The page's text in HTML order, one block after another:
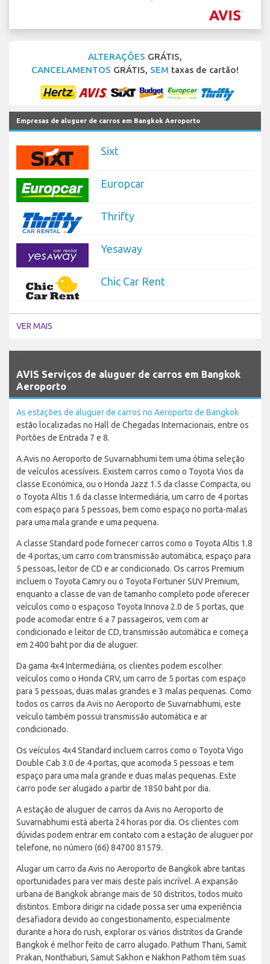
ALTERAÇÕES GRÁTIS,
CANCELAMENTOS GRÁTIS, SEM taxas de cartão!
Empresas de aluguer de carros em Bangkok Aeroporto
Sixt
Europcar
Thrifty
Yesaway
Chic Car Rent
VER MAIS
AVIS Serviços de aluguer de carros em Bangkok
Aeroporto
As estações de aluguer de carros no Aeroporto de Bangkok
estão localizadas no Hall de Chegadas Internacionais, entre os
Portões de Entrada 7 e 8.
A Avis no Aeroporto de Suvarnabhumi tem uma ótima seleção
de veículos acessíveis. Existem carros como o Toyota Vios da
classe Económica, ou o Honda Jazz 1.5 da classe Compacta, ou
o Toyota Altis 1.6 da classe Intermediária, um carro de 4 portas
com espaço para 5 pessoas, bem como espaço no porta-malas
para uma mala grande e uma pequena.
A classe Standard pode fornecer carros como o Toyota Altis 1.8
de 4 portas, um carro com transmissão automática, espaço para
5 pessoas, leitor de CD e ar condicionado. Os carros Premium
incluem o Toyota Camry ou o Toyota Fortuner SUV Premium,
enquanto a classe de van de tamanho completo pode oferecer
veículos como o espaçoso Toyota Innova 2.0 de 5 portas, que
pode acomodar entre 6 a 7 passageiros, vem com ar
condicionado e leitor de CD, transmissão automática e começa
em 2400 baht por dia de aluguer.
Da gama 4x4 Intermediária, os clientes podem escolher
veículos como o Honda CRV, um carro de 5 portas com espaço
para 5 pessoas, duas malas grandes e 3 malas pequenas. Como
todos os carros da Avis no Aeroporto de Suvarnabhumi, este
veículo também possui transmissão automática e ar
condicionado.
Os veículos 4x4 Standard incluem carros como o Toyota Vigo
Double Cab 3.0 de 4 portas, que acomoda 5 pessoas e tem
espaço para uma mala grande e duas malas pequenas. Este
carro pode ser alugado a partir de 1850 baht por dia.
A estação de aluguer de carros da Avis no Aeroporto de
Suvarnabhumi está aberta 24 horas por dia. Os clientes com
dúvidas podem entrar em contato com a estação de aluguer por
telefone, no número (66) 84700 81579.
Alugar um carro da Avis no Aeroporto de Bangkok abre tantas
oportunidades para ver mais deste país incrível. A expansão
urbana de Bangkok abrange mais de 50 distritos, todos muito
distintos. Embora dirigir na cidade possa ser uma experiência
desafiadora devido ao congestionamento, especialmente
durante a hora do rush, explorar os vários distritos da Grande
Bangkok é melhor feito de carro alugado. Pathum Thani, Samit
Prakan, Nonthaburi, Samut Sakhon e Nakhon Pathom têm suas